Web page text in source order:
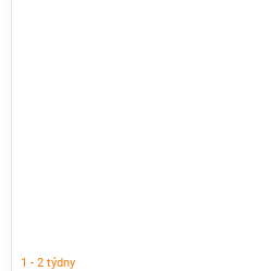
1 - 2 týdny